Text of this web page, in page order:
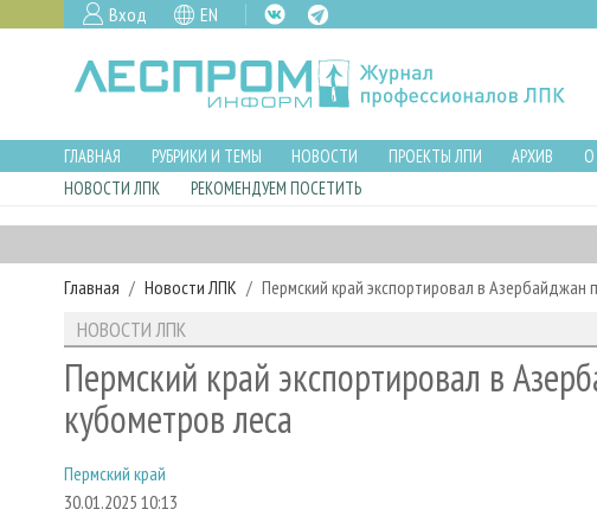
Вход EN
ГЛАВНАЯ РУБРИКИ И ТЕМЫ НОВОСТИ ПРОЕКТЫ ЛПИ АРХИВ
НОВОСТИ ЛПК
РЕКОМЕНДУЕМ ПОСЕТИТЬ
Главная Новости ЛПК Пермский край экспортировал в Азербайджан
НОВОСТИ ЛПК
Пермский край экспортировал в
кубометров леса
Пермский край
30.01.2025 10:13